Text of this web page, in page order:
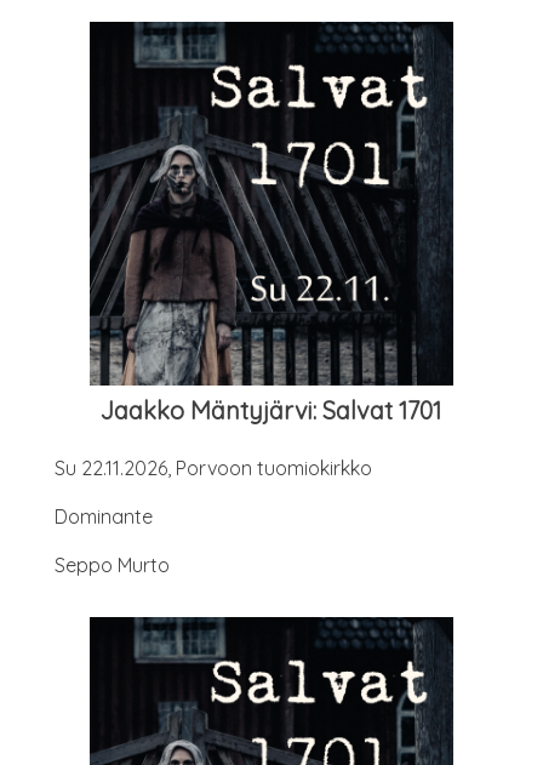
Jaak­ko Män­ty­jär­vi: Sal­vat 1701
Su 22.11.2026, Por­voon tuomiokirkko
Domi­nan­te
Sep­po Murto